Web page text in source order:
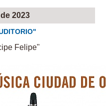
2023
Felipe"